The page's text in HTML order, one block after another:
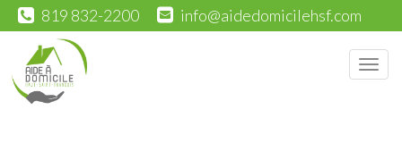
819 832-2200 info@aidedomicilehsf.com